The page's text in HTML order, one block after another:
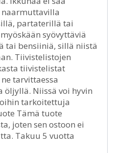
partaterillä tai
syövyttäviä
tai bensiiniä, sillä niistä
Tiivistelistojen
tiivistelistat
tarvittaessa
öljyllä. Niissä voi hyvin
tarkoitettuja
Tämä tuote
joten sen ostoon ei
Takuu 5 vuotta